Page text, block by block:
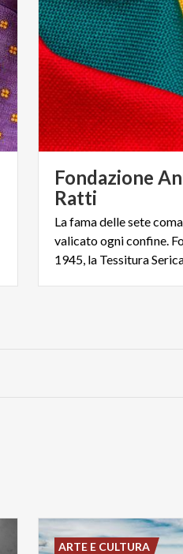
Fondazione
Ratti
La fama delle sete
valicato ogni confine.
ARTE E CULTURA